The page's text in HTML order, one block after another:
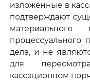
изложенные в
подтверждают
процессуального
дела, и не
для
кассационном